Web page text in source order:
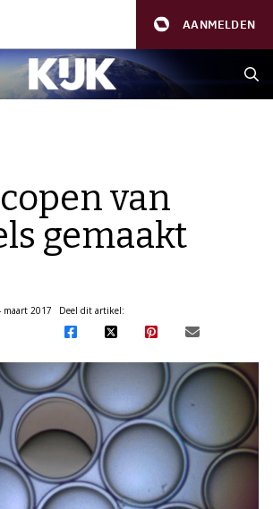
AANMELDEN
van
gemaakt
maart 2017
Deel dit artikel: